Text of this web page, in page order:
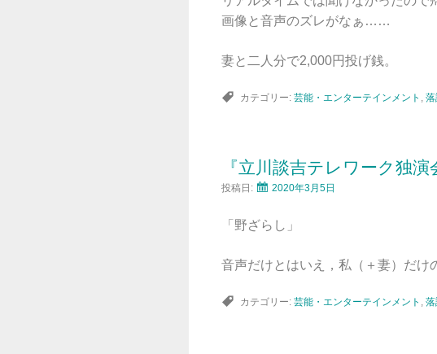
画像と音声のズレがなぁ……
妻と二人分で2,000円投げ銭。
カテゴリー: 芸能・エンターテインメント
『立川談吉テレワーク独演
投稿日: 2020年3月5日
「野ざらし」
音声だけとはいえ，私（＋妻）だけ
カテゴリー: 芸能・エンターテインメント ,